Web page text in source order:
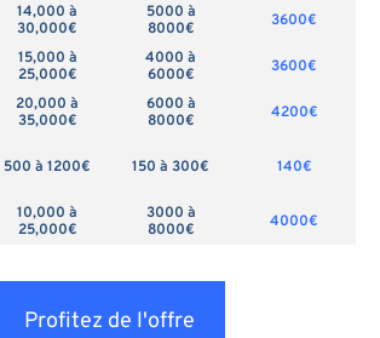
14,000 à
30,000€
5000 à
8000€
3600€
15,000 à
25,000€
4000 à
6000€
3600€
20,000 à
35,000€
6000 à
8000€
4200€
500 à 1200€ 150 à 300€ 140€
10,000 à
25,000€
3000 à
8000€
4000€
Profitez de l'offre